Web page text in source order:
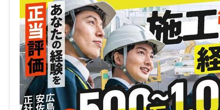
休憩時間
120分
就業日
月～金
休日・休暇